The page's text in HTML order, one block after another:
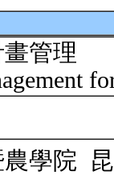
管理
農學院